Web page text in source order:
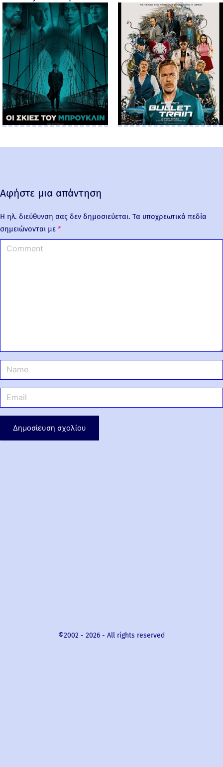
Αφήστε μια απάντηση
Η ηλ. διεύθυνση σας δεν δημοσιεύεται. Τα υποχρεωτικά πεδία
σημειώνονται με *
©2002 - 2026 - All rights reserved